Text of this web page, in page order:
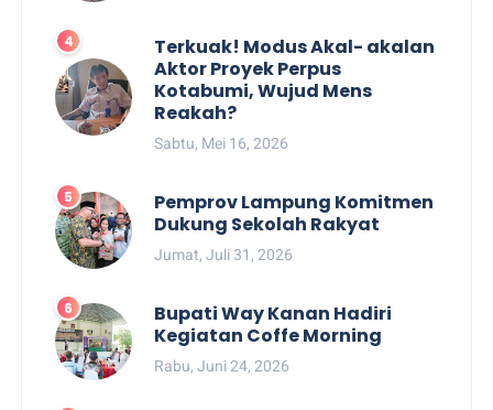
Terkuak! Modus Akal- akalan
Aktor Proyek Perpus
Kotabumi, Wujud Mens
Reakah?
Sabtu, Mei 16, 2026
Pemprov Lampung Komitmen
Dukung Sekolah Rakyat
Jumat, Juli 31, 2026
Bupati Way Kanan Hadiri
Kegiatan Coffe Morning
Rabu, Juni 24, 2026